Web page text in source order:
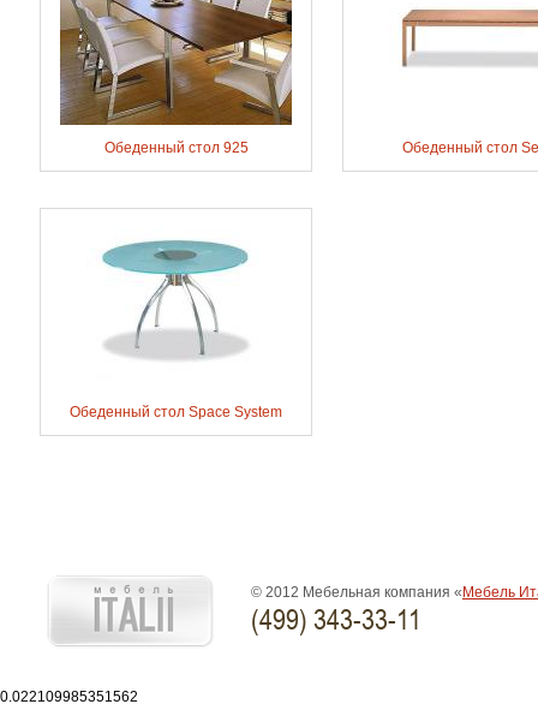
Обеденный стол 925 Обеденный стол
Обеденный стол Space System
© 2012 Мебельная компания « Мебель
(499) 343-33-11
0.022109985351562